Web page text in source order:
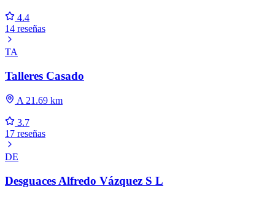
4.4
14 reseñas
TA
Talleres Casado
A 21.69 km
3.7
17 reseñas
DE
Desguaces Alfredo Vázquez S L